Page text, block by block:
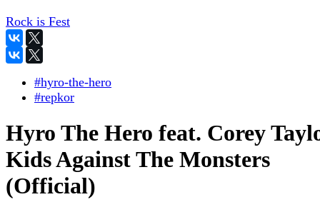
Rock is Fest
#hyro-the-hero
#repkor
Hyro The Hero feat. Corey
Kids Against The Monsters
(Official)